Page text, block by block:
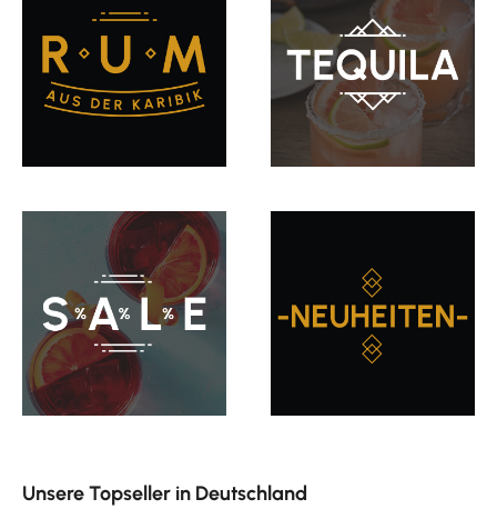
Unsere Topseller in Deutschland